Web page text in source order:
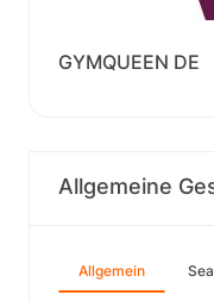
GYMQUEEN DE
Allgemeine
Allgemein